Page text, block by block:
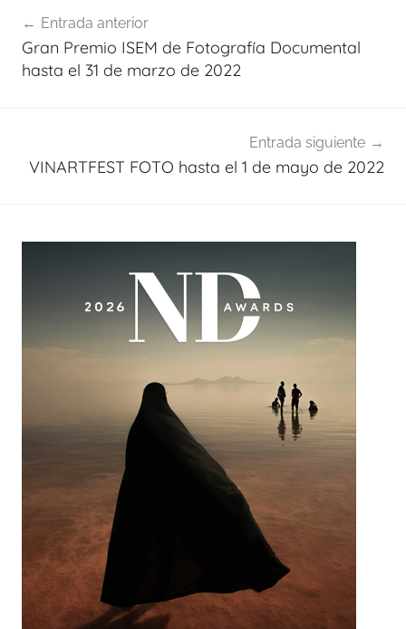
de
entradas
Entrada anterior
Gran Premio ISEM de Fotografía Documental
hasta el 31 de marzo de 2022
Entrada siguiente
VINARTFEST FOTO hasta el 1 de mayo de 2022